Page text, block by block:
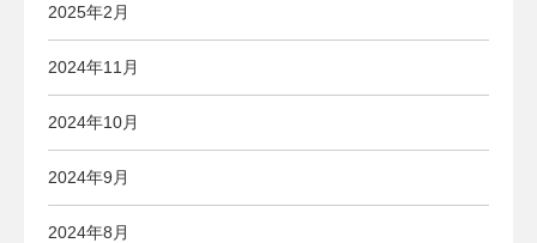
2025年2月
2024年11月
2024年10月
2024年9月
2024年8月